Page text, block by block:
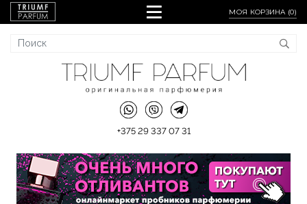
МОЯ КОРЗИНА (0)
+375 29 337 07 31